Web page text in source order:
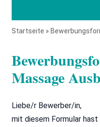
Startseite »
Massage
Liebe/r Bewerber/in,
mit diesem Formular